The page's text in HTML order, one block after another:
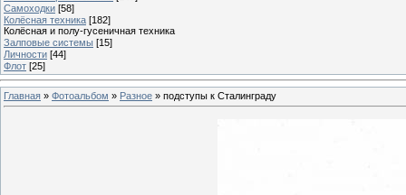
Самоходки [58]
Колёсная техника [182]
Колёсная и полу-гусеничная техника
Залповые системы [15]
Личности [44]
Флот [25]
Главная » Фотоальбом » Разное » подступы к Сталинграду